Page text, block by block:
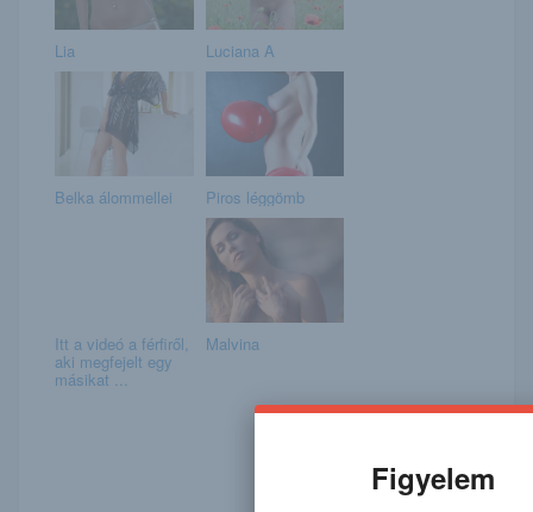
Lia Luciana A
Belka álommellei Piros léggömb
Itt a videó a férfiről,
aki megfejelt egy
másikat ...
Malvina
Figyelem